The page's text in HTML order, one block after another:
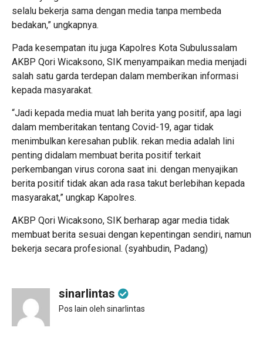
selalu bekerja sama dengan media tanpa membeda
bedakan,” ungkapnya.
Pada kesempatan itu juga Kapolres Kota Subulussalam
AKBP Qori Wicaksono, SIK menyampaikan media menjadi
salah satu garda terdepan dalam memberikan informasi
kepada masyarakat.
“Jadi kepada media muat lah berita yang positif, apa lagi
dalam memberitakan tentang Covid-19, agar tidak
menimbulkan keresahan publik. rekan media adalah lini
penting didalam membuat berita positif terkait
perkembangan virus corona saat ini. dengan menyajikan
berita positif tidak akan ada rasa takut berlebihan kepada
masyarakat,” ungkap Kapolres.
AKBP Qori Wicaksono, SIK berharap agar media tidak
membuat berita sesuai dengan kepentingan sendiri, namun
bekerja secara profesional. (syahbudin, Padang)
sinarlintas
Pos lain oleh sinarlintas